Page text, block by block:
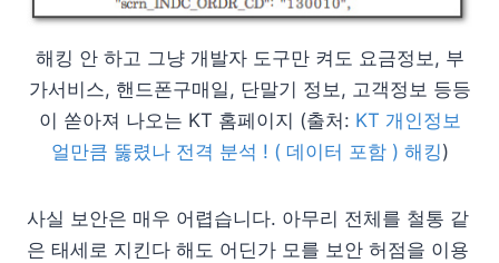
해킹 안 하고 그냥 개발자 도구만 켜도 요금정보, 부
가서비스, 핸드폰구매일, 단말기 정보, 고객정보 등등
이 쏟아져 나오는 KT 홈페이지 (출처: KT 개인정보
얼만큼 뚫렸나 전격 분석 ! ( 데이터 포함 ) 해킹)
사실 보안은 매우 어렵습니다. 아무리 전체를 철통 같
은 태세로 지킨다 해도 어딘가 모를 보안 허점을 이용